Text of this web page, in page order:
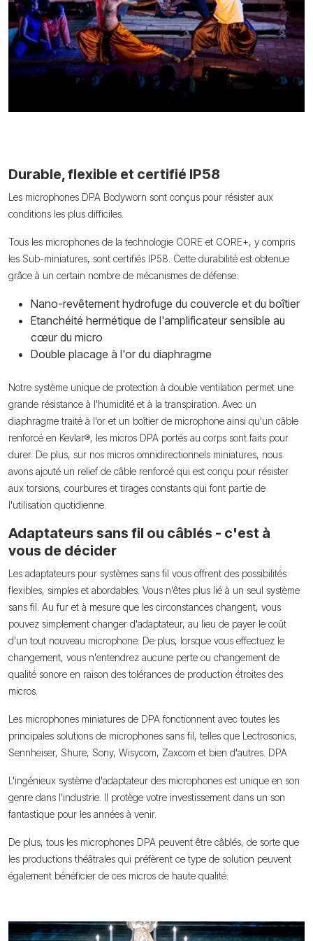
Durable, flexible et certifié IP58
Les microphones DPA Bodyworn sont conçus pour résister aux
conditions les plus difficiles.
Tous les microphones de la technologie CORE et CORE+, y compris
les Sub-miniatures, sont certifiés IP58. Cette durabilité est obtenue
grâce à un certain nombre de mécanismes de défense:
Nano-revêtement hydrofuge du couvercle et du boîtier
Etanchéité hermétique de l'amplificateur sensible au
cœur du micro
Double placage à l'or du diaphragme
Notre système unique de protection à double ventilation permet une
grande résistance à l'humidité et à la transpiration. Avec un
diaphragme traité à l'or et un boîtier de microphone ainsi qu'un câble
renforcé en Kevlar®, les micros DPA portés au corps sont faits pour
durer. De plus, sur nos micros omnidirectionnels miniatures, nous
avons ajouté un relief de câble renforcé qui est conçu pour résister
aux torsions, courbures et tirages constants qui font partie de
l'utilisation quotidienne.
Adaptateurs sans fil ou câblés - c'est à
vous de décider
Les adaptateurs pour systèmes sans fil vous offrent des possibilités
flexibles, simples et abordables. Vous n'êtes plus lié à un seul système
sans fil. Au fur et à mesure que les circonstances changent, vous
pouvez simplement changer d'adaptateur, au lieu de payer le coût
d'un tout nouveau microphone. De plus, lorsque vous effectuez le
changement, vous n'entendrez aucune perte ou changement de
qualité sonore en raison des tolérances de production étroites des
micros.
Les microphones miniatures de DPA fonctionnent avec toutes les
principales solutions de microphones sans fil, telles que Lectrosonics,
Sennheiser, Shure, Sony, Wisycom, Zaxcom et bien d'autres. DPA
L'ingénieux système d'adaptateur des microphones est unique en son
genre dans l'industrie. Il protège votre investissement dans un son
fantastique pour les années à venir.
De plus, tous les microphones DPA peuvent être câblés, de sorte que
les productions théâtrales qui préfèrent ce type de solution peuvent
également bénéficier de ces micros de haute qualité.